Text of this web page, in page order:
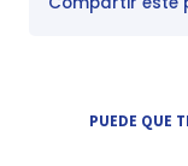
PUEDE QUE